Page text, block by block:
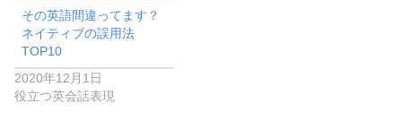
その英語間違ってます？
ネイティブの誤用法
TOP10
2020年12月1日
役立つ英会話表現